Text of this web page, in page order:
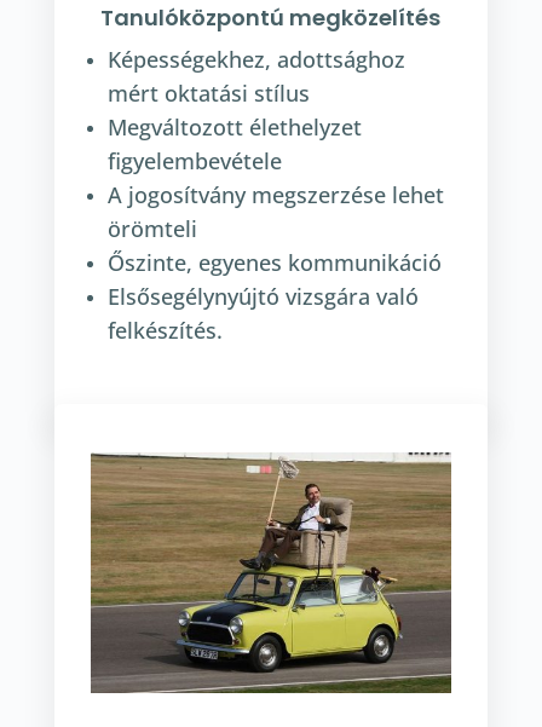
Tanulóközpontú megközelítés
Képességekhez, adottsághoz
mért oktatási stílus
Megváltozott élethelyzet
figyelembevétele
A jogosítvány megszerzése lehet
örömteli
Őszinte, egyenes kommunikáció
Elsősegélynyújtó vizsgára való
felkészítés.